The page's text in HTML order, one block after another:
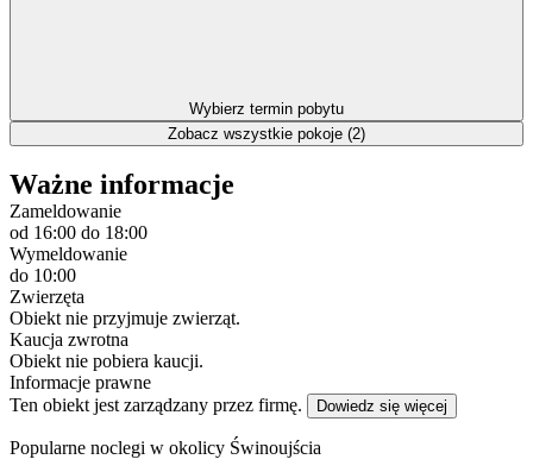
Wybierz termin pobytu
Zobacz wszystkie pokoje (2)
Ważne informacje
Zameldowanie
od 16:00 do 18:00
Wymeldowanie
do 10:00
Zwierzęta
Obiekt nie przyjmuje zwierząt.
Kaucja zwrotna
Obiekt nie pobiera kaucji.
Informacje prawne
Ten obiekt jest zarządzany przez firmę.
Dowiedz się więcej
Popularne noclegi w okolicy Świnoujścia